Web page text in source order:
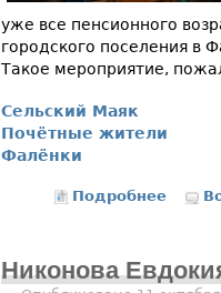
уже все пенсионного
городского поселения в
Такое мероприятие,
Сельский Маяк
Почётные жители
Фалёнки
Подробнее о
Никонова